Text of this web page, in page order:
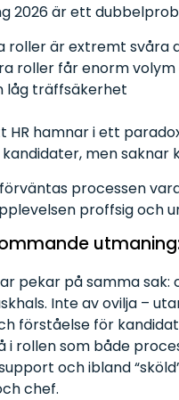
2026 är ett
roller är extremt svåra
roller får enorm volym
låg träffsäkerhet
HR hamnar i ett
men saknar
processen
proffsig och
pekar på samma sak:
Inte av ovilja –
förståelse för
i rollen som både
och ibland
chef.